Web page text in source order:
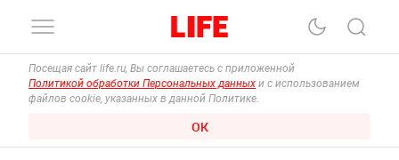
Посещая сайт life.ru, Вы соглашаетесь с приложенной
Политикой обработки Персональных данных и с использованием
файлов cookie, указанных в данной Политике.
ОК